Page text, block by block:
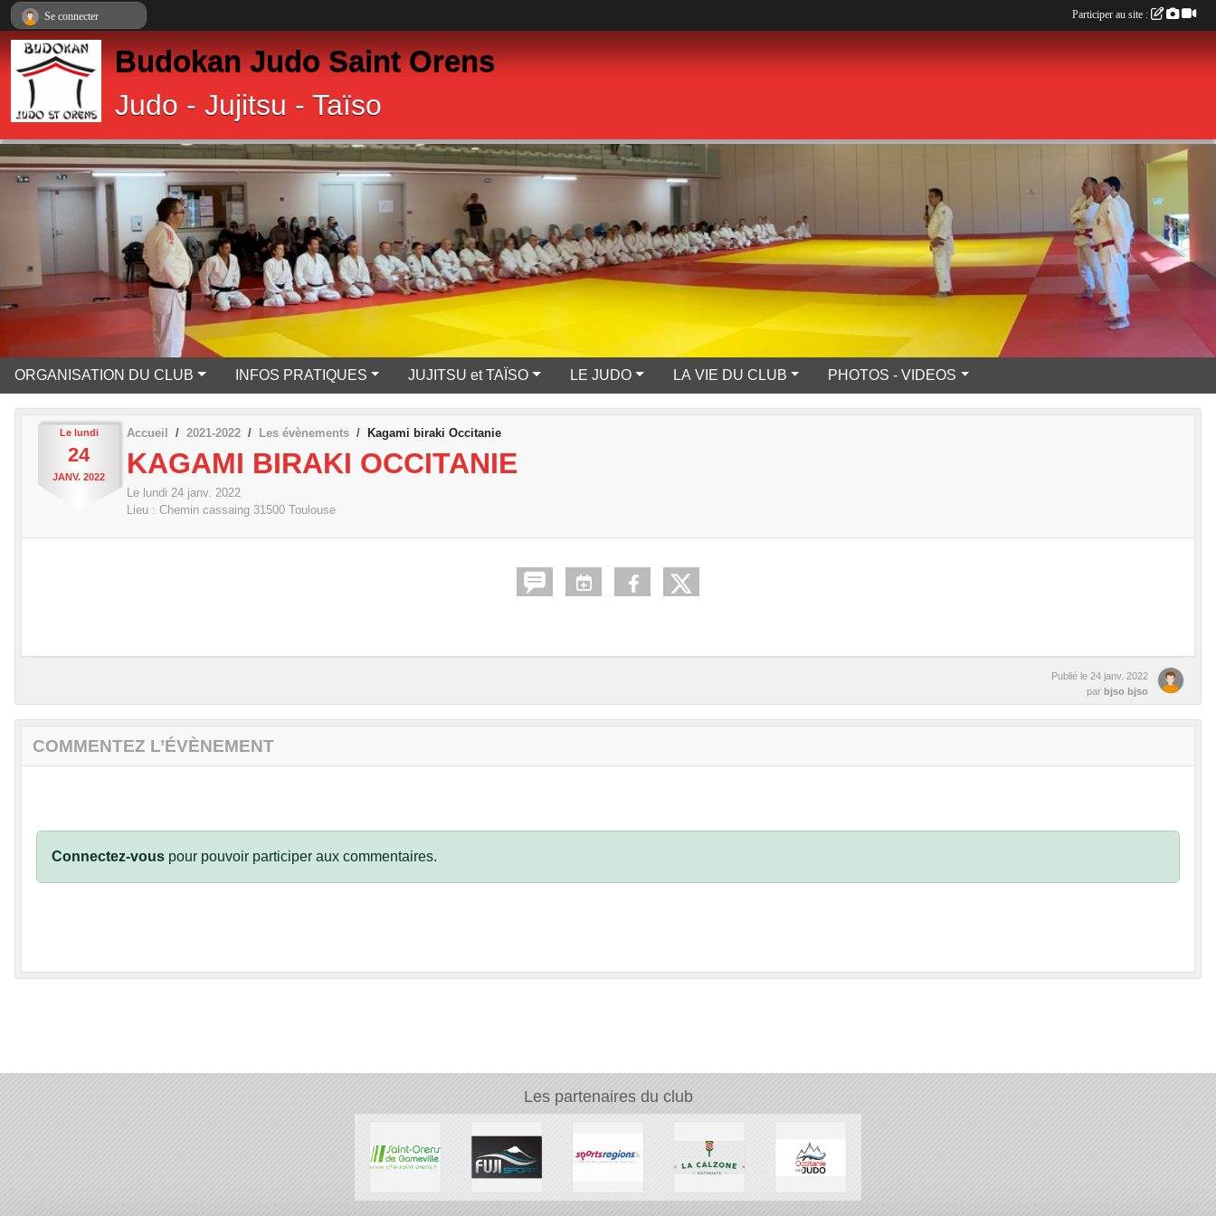
Budokan Judo Saint Orens
Judo - Jujitsu - Taïso
ORGANISATION DU CLUB INFOS PRATIQUES JUJITSU et TAÏSO LE JUDO LA VIE DU CLUB PHOTOS - VIDEOS
Le lundi
24
JANV. 2022
Accueil 2021-2022 Les évènements Kagami biraki Occitanie
KAGAMI BIRAKI OCCITANIE
Le lundi 24 janv. 2022
Lieu : Chemin cassaing 31500 Toulouse
Publié le 24 janv. 2022
par bjso bjso
COMMENTEZ L’ÉVÈNEMENT
Connectez-vous pour pouvoir participer aux commentaires.
Les partenaires du club
Se connecter Participer au site :
Panneau de gestion des cookies